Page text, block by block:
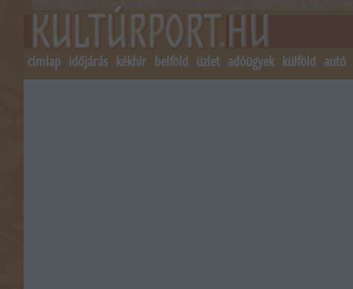
címlap időjárás kékhír belföld üzlet adóügyek külföld autó